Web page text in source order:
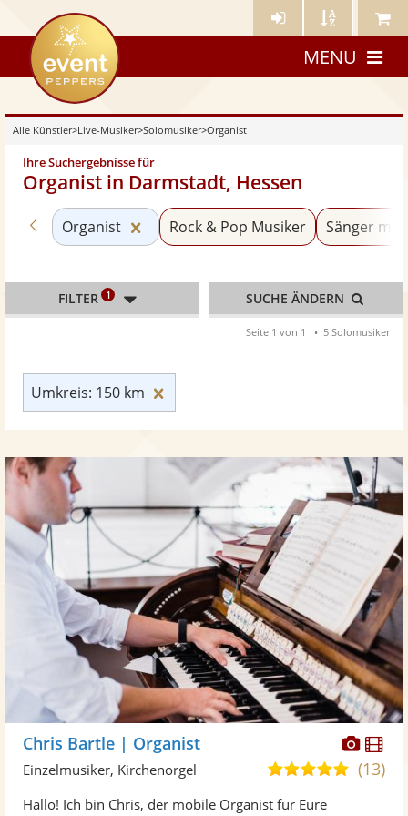
Künstler- Künstler Meine
eventpeppers
MENU
Alle Künstler>Live-Musiker>Solomusiker>Organist
Ihre Suchergebnisse für
Organist in Darmstadt, Hessen
Zurück zu «Solomusiker»
Organist Kategorie «Organist» zurücksetzen
Rock & Pop Musiker Sänger mit
Umkreis: 150 km
FILTER 1 SUCHE ÄNDERN
Seite 1 von 1 5 Solomusiker
Chris Bartle | Organist
5,0(13)
Einzelmusiker, Kirchenorgel
Hallo! Ich bin Chris, der mobile Organist für Eure